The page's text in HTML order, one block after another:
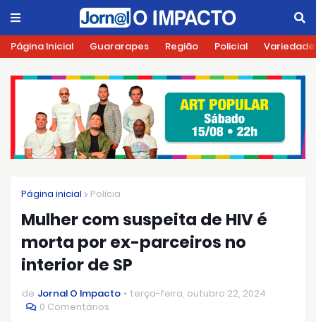
Página Inicial Guararapes Região Policial
Página inicial Polícia
Mulher com suspeita de HIV é
morta por ex-parceiros no
interior de SP
de Jornal O Impacto
terça-feira, outubro 22, 2024
0 Comentários